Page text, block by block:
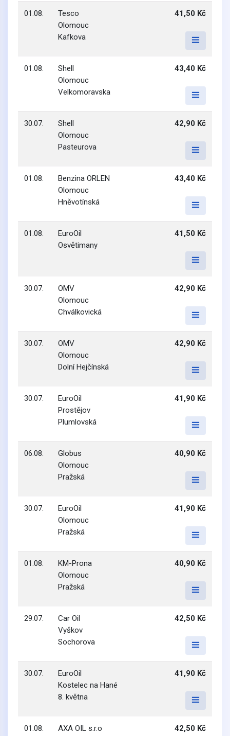
01.08.
Tesco
Olomouc
Kafkova
41,50 Kč
01.08.
Shell
Olomouc
Velkomoravska
43,40 Kč
30.07.
Shell
Olomouc
Pasteurova
42,90 Kč
01.08.
Benzina ORLEN
Olomouc
Hněvotínská
43,40 Kč
01.08.
EuroOil
Osvětimany
41,50 Kč
30.07.
OMV
Olomouc
Chválkovická
42,90 Kč
30.07.
OMV
Olomouc
Dolní Hejčínská
42,90 Kč
30.07.
EuroOil
Prostějov
Plumlovská
41,90 Kč
06.08.
Globus
Olomouc
Pražská
40,90 Kč
30.07.
EuroOil
Olomouc
Pražská
41,90 Kč
01.08.
KM-Prona
Olomouc
Pražská
40,90 Kč
29.07.
Car Oil
Vyškov
Sochorova
42,50 Kč
30.07.
EuroOil
Kostelec na Hané
8. května
41,90 Kč
01.08.
AXA OIL s.r.o
42,50 Kč